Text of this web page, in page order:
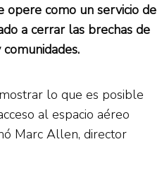
como un servicio de
a cerrar las brechas de
lo que es posible
al espacio aéreo
Marc Allen, director